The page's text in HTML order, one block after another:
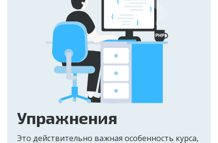
Упражнения
Это действительно важная особенность курса,